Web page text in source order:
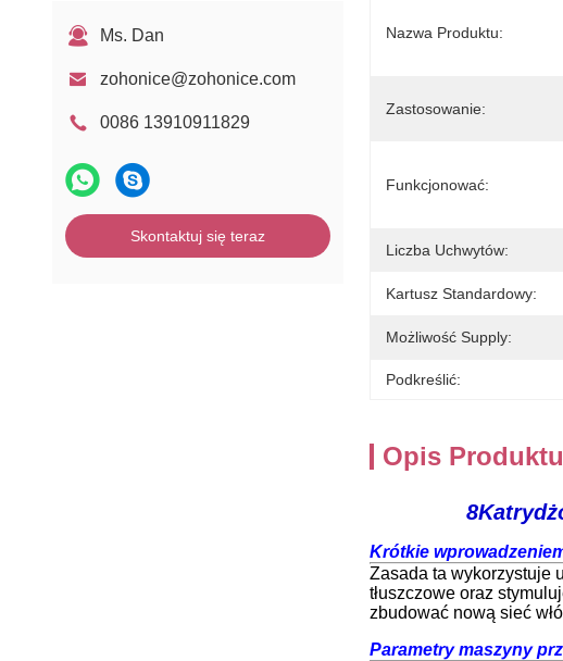
Ms. Dan
zohonice@zohonice.com
0086 13910911829
Skontaktuj się teraz
Nazwa Produktu:
Zastosowanie:
Funkcjonować:
Liczba Uchwytów:
Kartusz Standardowy:
Możliwość Supply:
Podkreślić:
Opis Produktu
Krótkie wprowadzenie
Zasada ta wykorzystuje
tłuszczowe oraz
zbudować nową sieć
Parametry maszyny